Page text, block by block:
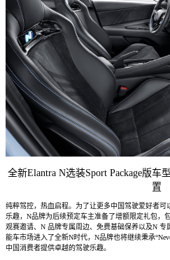
全新Elantra N选装Sport Package版
置
纯粹驾控，热血启程。为了让更多中国驾驶爱好者可
乐趣，N品牌为后续预定车主准备了增额限定礼包，
观赛邀请、N 品牌专属周边、免费基础保养以及N 专
能车市场进入了全新N时代，N品牌也将继续秉承
中国消费者提供卓越的驾驶乐趣。